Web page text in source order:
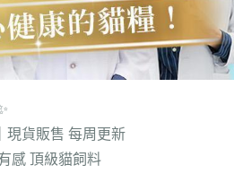
現貨販售 每周更新
感 頂級貓飼料